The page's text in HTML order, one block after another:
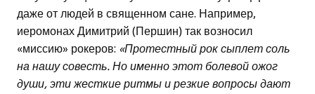
даже от людей в священном сане. Например,
иеромонах Димитрий (Першин) так возносил
«миссию» рокеров: «Протестный рок сыплет соль
на нашу совесть. Но именно этот болевой ожог
души, эти жесткие ритмы и резкие вопросы дают